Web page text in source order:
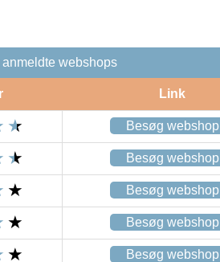
anmeldte webshops
Link
Besøg webshop
Besøg webshop
Besøg webshop
Besøg webshop
Besøg webshop